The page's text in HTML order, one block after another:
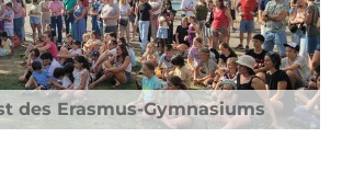
des Erasmus-Gymnasiums